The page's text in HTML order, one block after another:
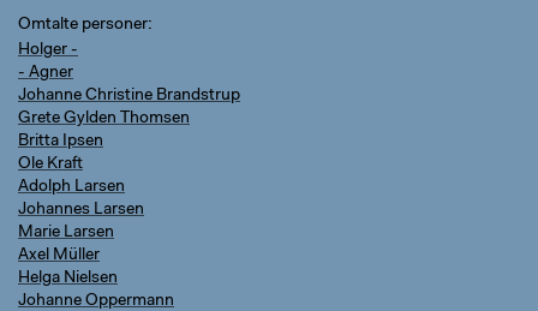
Omtalte personer
Holger -
- Agner
Johanne Christine Brandstrup
Grete Gylden Thomsen
Britta Ipsen
Ole Kraft
Adolph Larsen
Johannes Larsen
Marie Larsen
Axel Müller
Helga Nielsen
Johanne Oppermann